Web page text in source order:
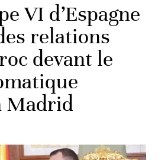
VI d’Espagne
relations
devant le
Madrid